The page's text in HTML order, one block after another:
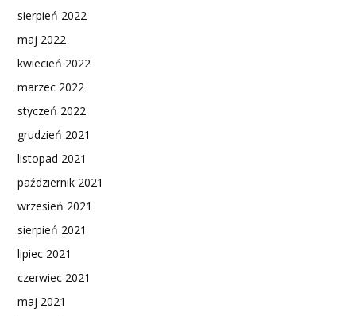
sierpień 2022
maj 2022
kwiecień 2022
marzec 2022
styczeń 2022
grudzień 2021
listopad 2021
październik 2021
wrzesień 2021
sierpień 2021
lipiec 2021
czerwiec 2021
maj 2021